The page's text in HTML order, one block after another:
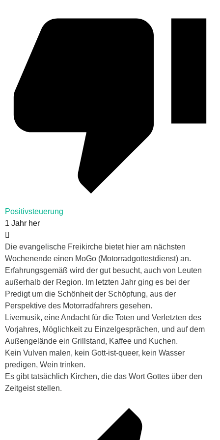
Positivsteuerung
1 Jahr her
Die evangelische Freikirche bietet hier am nächsten
Wochenende einen MoGo (Motorradgottestdienst) an.
Erfahrungsgemäß wird der gut besucht, auch von Leuten
außerhalb der Region. Im letzten Jahr ging es bei der
Predigt um die Schönheit der Schöpfung, aus der
Perspektive des Motorradfahrers gesehen.
Livemusik, eine Andacht für die Toten und Verletzten des
Vorjahres, Möglichkeit zu Einzelgesprächen, und auf dem
Außengelände ein Grillstand, Kaffee und Kuchen.
Kein Vulven malen, kein Gott-ist-queer, kein Wasser
predigen, Wein trinken.
Es gibt tatsächlich Kirchen, die das Wort Gottes über den
Zeitgeist stellen.